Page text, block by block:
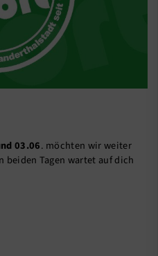
03.06. möchten wir weiter
beiden Tagen wartet auf dich